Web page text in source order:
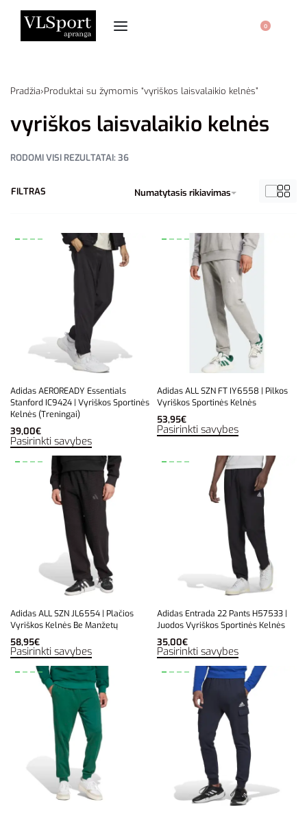
0
Pradžia›Produktai su žymomis “vyriškos laisvalaikio kelnės”
vyriškos laisvalaikio kelnės
RODOMI VISI REZULTATAI: 36
Numatytasis rikiavimas
FILTRAS
Adidas AEROREADY Essentials
Stanford IC9424 | Vyriškos Sportinės
Kelnės (Treningai)
39,00€
Pasirinkti savybes
Adidas ALL SZN FT IY6558 | Pilkos
Vyriškos Sportinės Kelnės
53,95€
Pasirinkti savybes
Adidas ALL SZN JL6554 | Plačios
Vyriškos Kelnės Be Manžetų
58,95€
Pasirinkti savybes
Adidas Entrada 22 Pants H57533 |
Juodos Vyriškos Sportinės Kelnės
35,00€
Pasirinkti savybes